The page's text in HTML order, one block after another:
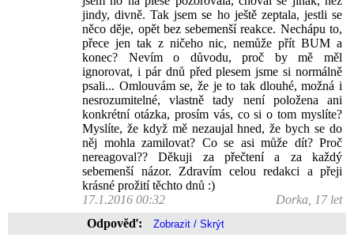
jindy, divně. Tak jsem se ho ještě zeptala, jestli se
něco děje, opět bez sebemenší reakce. Nechápu to,
přece jen tak z ničeho nic, nemůže přít BUM a
konec? Nevím o důvodu, proč by mě měl
ignorovat, i pár dnů před plesem jsme si normálně
psali... Omlouvám se, že je to tak dlouhé, možná i
nesrozumitelné, vlastně tady není položena ani
konkrétní otázka, prosím vás, co si o tom myslíte?
Myslíte, že když mě nezaujal hned, že bych se do
něj mohla zamilovat? Co se asi může dít? Proč
nereagoval?? Děkuji za přečtení a za každý
sebemenší názor. Zdravím celou redakci a přeji
krásné prožití těchto dnů :)
17.1.2016 00:32
Dorka, 17 let
Odpověď: